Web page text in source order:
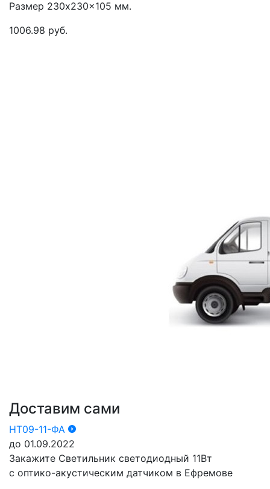
Размер 230x230x105 мм.
1006.98 руб.
Доставим сами
НТ09-11-ФА
до 01.09.2022
Закажите Светильник светодиодный 11Вт
с оптико-акустическим датчиком в Ефремове